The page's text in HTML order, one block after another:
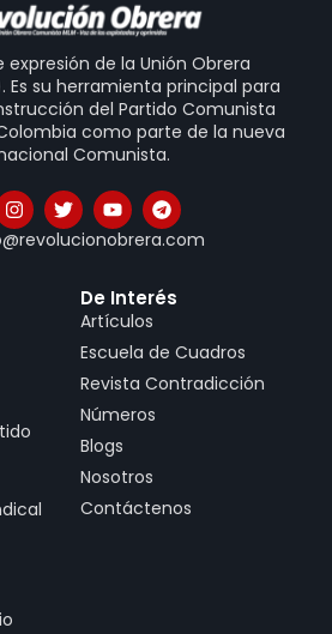
expresión de la Unión Obrera
su herramienta principal para
del Partido Comunista
como parte de la nueva
Comunista.
De Interés
Artículos
Escuela de Cuadros
Revista Contradicción
Números
Blogs
Nosotros
Contáctenos